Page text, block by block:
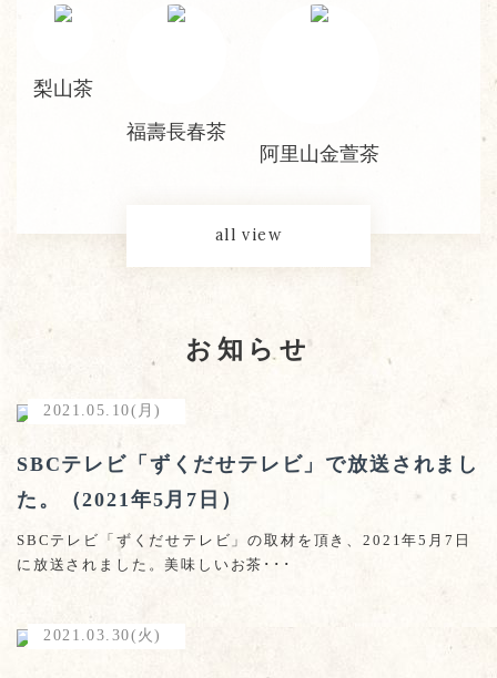
梨山茶
福壽長春茶
阿里山金萱茶
all view
お知らせ
2021.05.10(月)
SBCテレビ「ずくだせテレビ」で放送されまし
た。（2021年5月7日）
SBCテレビ「ずくだせテレビ」の取材を頂き、2021年5月7日
に放送されました。美味しいお茶･･･
2021.03.30(火)